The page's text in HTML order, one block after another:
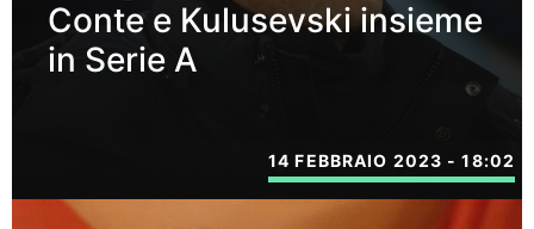
Conte e Kulusevski insieme
in Serie A
14 FEBBRAIO 2023 - 18:02